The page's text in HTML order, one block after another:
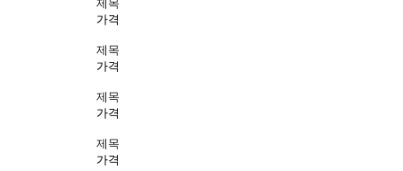
제목
가격
제목
가격
제목
가격
제목
가격